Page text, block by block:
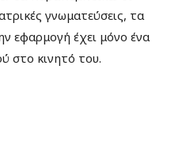
γνωματεύσεις, τα
εφαρμογή έχει μόνο ένα
στο κινητό του.